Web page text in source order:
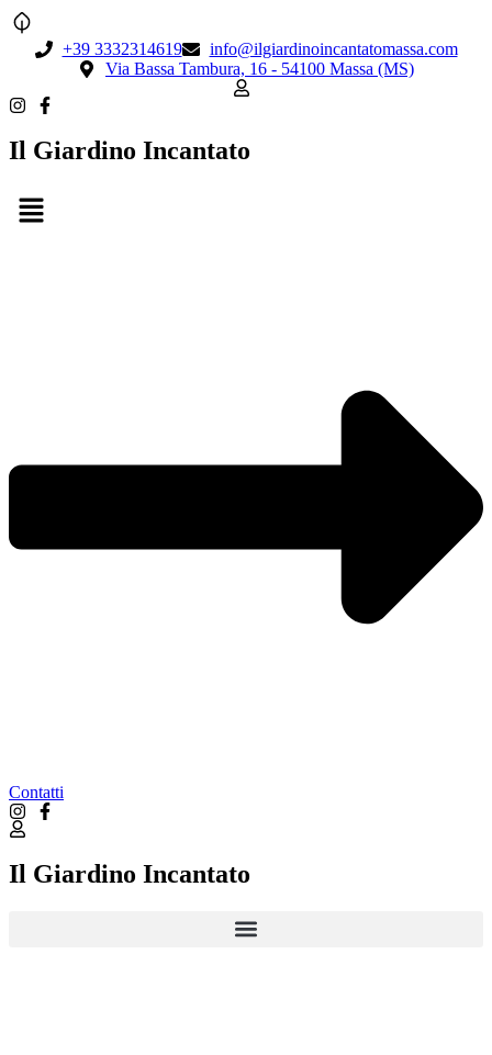
+39 3332314619
info@ilgiardinoincantatomassa.com
Via Bassa Tambura, 16 - 54100 Massa (MS)
Il Giardino Incantato
Menu
Contatti
Il Giardino Incantato